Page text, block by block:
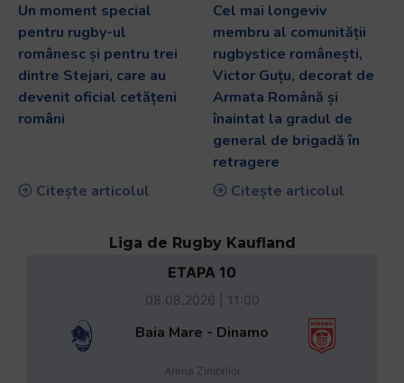
Un moment special
pentru rugby-ul
românesc și pentru trei
dintre Stejari, care au
devenit oficial cetățeni
români
Citește articolul
Cel mai longeviv
membru al comunității
rugbystice românești,
Victor Guțu, decorat de
Armata Română și
înaintat la gradul de
general de brigadă în
retragere
Citește articolul
Liga de Rugby Kaufland
ETAPA 10
08.08.2026 | 11:00
Baia Mare - Dinamo
Arena Zimbrilor